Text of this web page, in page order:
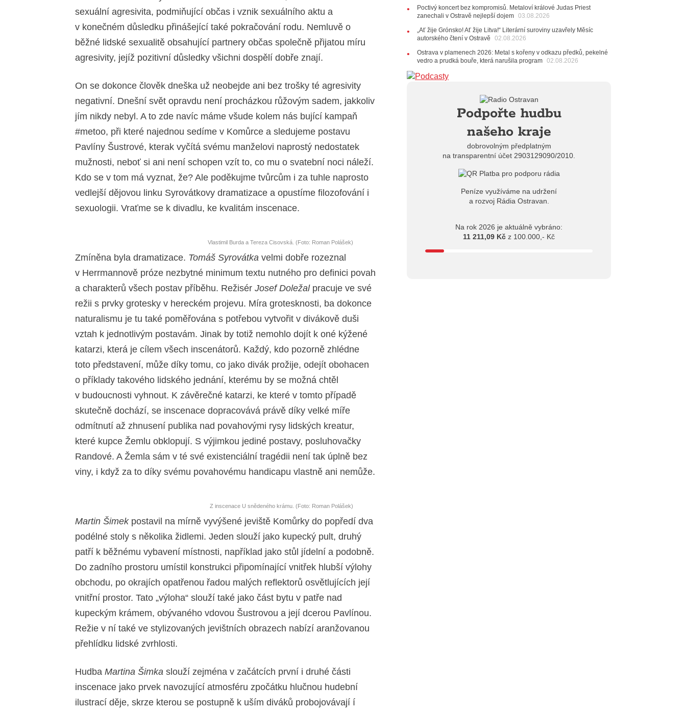
sexuální agresivita, podmiňující občas i vznik sexuálního aktu a
v konečném důsledku přinášející také pokračování rodu. Nemluvě o
běžné lidské sexualitě obsahující partnery občas společně přijatou míru
agresivity, jejíž pozitivní důsledky všichni dospělí dobře znají.
On se dokonce člověk dneška už neobejde ani bez trošky té agresivity
negativní. Dnešní svět opravdu není procházkou růžovým sadem, jakkoliv
jím nikdy nebyl. A to zde navíc máme všude kolem nás bující kampaň
#metoo, při které najednou sedíme v Komůrce a sledujeme postavu
Pavlíny Šustrové, kterak vyčítá svému manželovi naprostý nedostatek
mužnosti, neboť si ani není schopen vzít to, co mu o svatební noci náleží.
Kdo se v tom má vyznat, že? Ale poděkujme tvůrcům i za tuhle naprosto
vedlejší dějovou linku Syrovátkovy dramatizace a opustíme filozofování i
sexuologii. Vraťme se k divadlu, ke kvalitám inscenace.
Vlastimil Burda a Tereza Cisovská. (Foto: Roman Polášek)
Zmíněna byla dramatizace. Tomáš Syrovátka velmi dobře rozeznal
v Herrmannově próze nezbytné minimum textu nutného pro definici povah
a charakterů všech postav příběhu. Režisér Josef Doležalpracuje ve své
režii s prvky grotesky v hereckém projevu. Míra grotesknosti, ba dokonce
naturalismu je tu také poměřována s potřebou vytvořit v divákově duši
vztah k jednotlivým postavám. Jinak by totiž nemohlo dojít k oné kýžené
katarzi, která je cílem všech inscenátorů. Každý, kdo pozorně zhlédne
toto představení, může díky tomu, co jako divák prožije, odejít obohacen
o příklady takového lidského jednání, kterému by se možná chtěl
v budoucnosti vyhnout. K závěrečné katarzi, ke které v tomto případě
skutečně dochází, se inscenace dopracovává právě díky velké míře
odmítnutí až zhnusení publika nad povahovými rysy lidských kreatur,
které kupce Žemlu obklopují. S výjimkou jediné postavy, posluhovačky
Randové. A Žemla sám v té své existenciální tragédii není tak úplně bez
viny, i když za to díky svému povahovému handicapu vlastně ani nemůže.
Z inscenace U snědeného krámu. (Foto: Roman Polášek)
Martin Šimekpostavil na mírně vyvýšené jeviště Komůrky do popředí dva
podélné stoly s několika židlemi. Jeden slouží jako kupecký pult, druhý
patří k běžnému vybavení místnosti, například jako stůl jídelní a podobně.
Do zadního prostoru umístil konstrukci připomínající vnitřek hlubší výlohy
obchodu, po okrajích opatřenou řadou malých reflektorů osvětlujících její
vnitřní prostor. Tato „výloha“ slouží také jako část bytu v patře nad
kupeckým krámem, obývaného vdovou Šustrovou a její dcerou Pavlínou.
Režie v ní také ve stylizovaných jevištních obrazech nabízí aranžovanou
přehlídku lidské zvrhlosti.
Hudba Martina Šimka slouží zejména v začátcích první i druhé části
inscenace jako prvek navozující atmosféru zpočátku hlučnou hudební
ilustrací děje, skrze kterou se postupně k uším diváků probojovávají í
17:06
Zpěvačka Tanja vydala nové EP Plamen VIDEO
10:02
Kapela Midnight v Rádiu Ostravan: Od minulého roku
jsme upgradovali naši show
AUDIO
21.07.2026
20:09
Na Novou Osmičku míří Bára Zmeková Trio. Výrazná
osobnost české alternativní scény zahraje ve Frýdku-Místku
20.07.2026
Štěrkovna Open Music: Klubová scéna na festivalu
nabídne Krhuta i Beatles
Poctivý koncert bez kompromisů. Metaloví králové Judas Priest
zanechali v Ostravě nejlepší dojem 03.08.2026
„Ať žije Grónsko! Ať žije Litva!“ Literární suroviny uzavřely Měsíc
autorského čtení v Ostravě
02.08.2026
Ostrava v plamenech 2026: Metal s kořeny v odkazu předků, pekelné
vedro a prudká bouře, která narušila program 02.08.2026
Podpořte hudbu
našeho kraje
dobrovolným předplatným
na transparentní účet 2903129090/2010.
Peníze využíváme na udržení
a rozvoj Rádia Ostravan.
Na rok 2026 je aktuálně vybráno:
11 211,09 Kč z 100.000,- Kč